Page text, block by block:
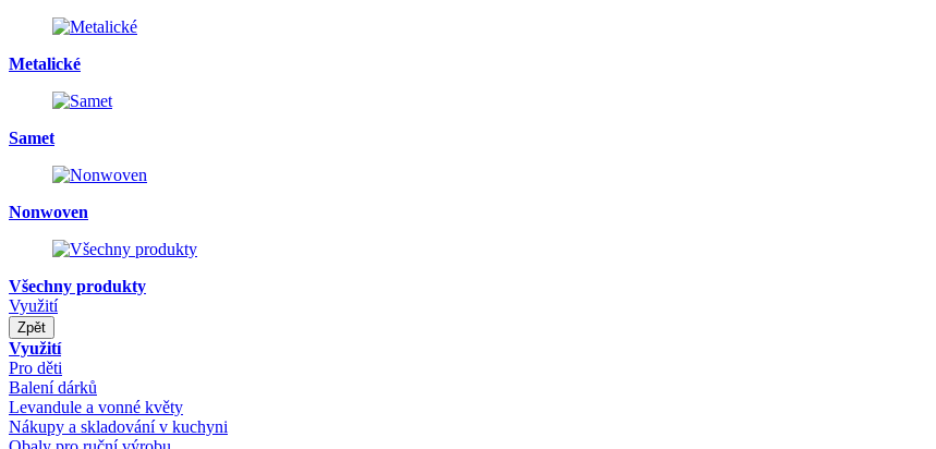
Metalické
Samet
Nonwoven
Všechny produkty
Využití
Zpět
Využití
Pro děti
Balení dárků
Levandule a vonné květy
Nákupy a skladování v kuchyni